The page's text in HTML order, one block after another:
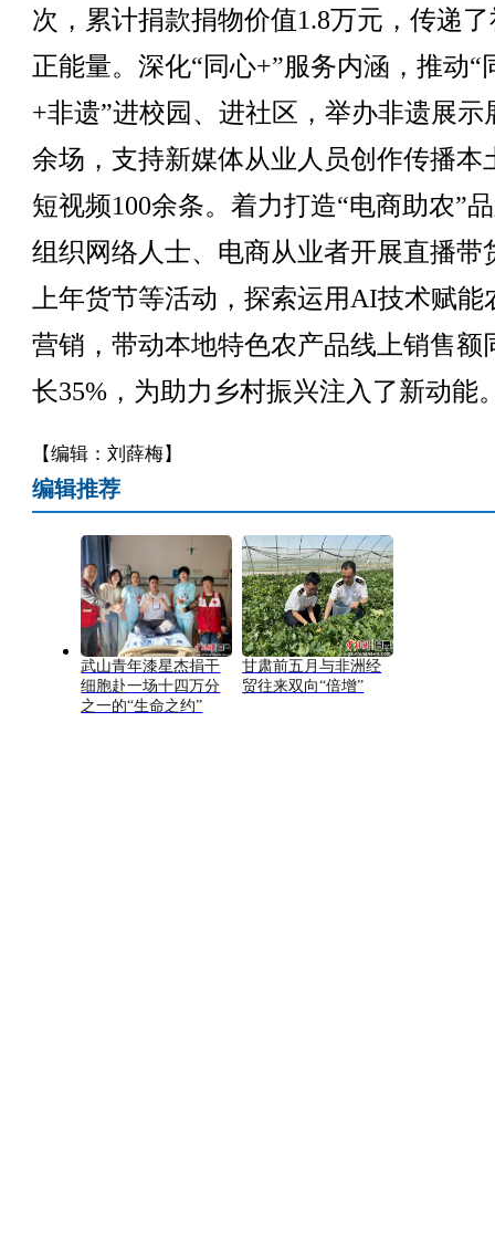
次，累计捐款捐物价值1.8万元，传递
正能量。深化“同心+”服务内涵，推动“
+非遗”进校园、进社区，举办非遗展示
余场，支持新媒体从业人员创作传播本
短视频100余条。着力打造“电商助农”
组织网络人士、电商从业者开展直播带
上年货节等活动，探索运用AI技术赋能
营销，带动本地特色农产品线上销售额
长35%，为助力乡村振兴注入了新动能
【编辑：刘薛梅】
编辑推荐
武山青年漆星杰捐干
细胞赴一场十四万分
之一的“生命之约”
甘肃前五月与非洲经
贸往来双向“倍增”